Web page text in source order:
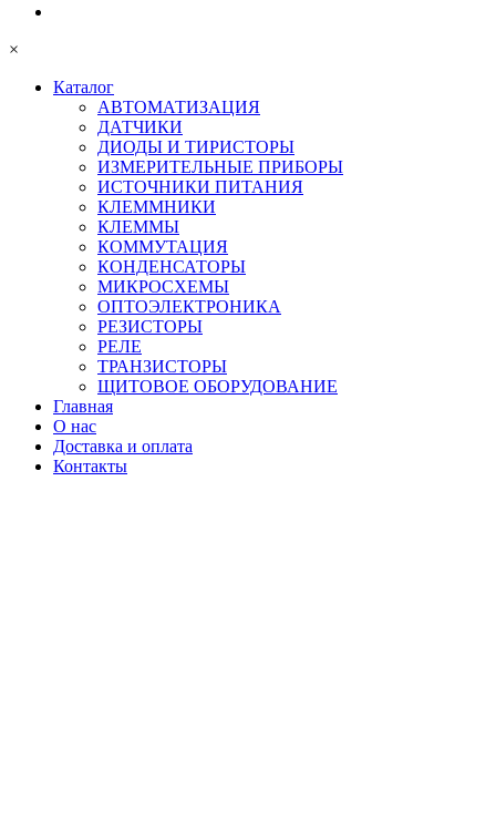
×
Каталог
АВТОМАТИЗАЦИЯ
ДАТЧИКИ
ДИОДЫ И ТИРИСТОРЫ
ИЗМЕРИТЕЛЬНЫЕ ПРИБОРЫ
ИСТОЧНИКИ ПИТАНИЯ
КЛЕММНИКИ
КЛЕММЫ
КОММУТАЦИЯ
КОНДЕНСАТОРЫ
МИКРОСХЕМЫ
ОПТОЭЛЕКТРОНИКА
РЕЗИСТОРЫ
РЕЛЕ
ТРАНЗИСТОРЫ
ЩИТОВОЕ ОБОРУДОВАНИЕ
Главная
О нас
Доставка и оплата
Контакты